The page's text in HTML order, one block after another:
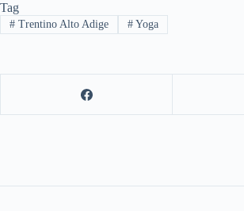
Tag
#Trentino Alto Adige #Yoga